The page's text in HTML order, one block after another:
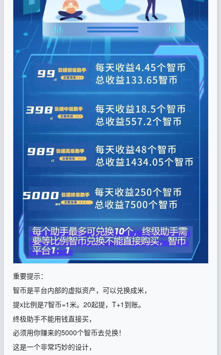
重要提示：
智币是平台内部的虚拟资产，可以兑换成米，
提x比例是7智币=1米。20起提，T+1到账。
终极助手不能用钱直接买，
必须用你赚来的5000个智币去兑换！
这是一个非常巧妙的设计，